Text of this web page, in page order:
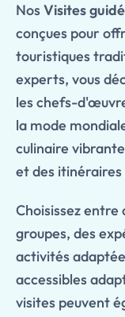
NosVisites
conçues pour
touristiques
experts, vous
les chefs-
la mode
culinaire
et des itinéraires
Choisissez entre
groupes, des
activités
accessibles
visites peuvent